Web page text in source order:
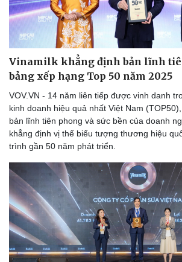
Vinamilk khẳng định bản lĩnh
bảng xếp hạng Top 50 năm 2025
VOV.VN - 14 năm liên tiếp được vinh danh
kinh doanh hiệu quả nhất Việt Nam
bản lĩnh tiên phong và sức bền của doanh
khẳng định vị thế biểu tượng thương hiệu
trình gần 50 năm phát triển.